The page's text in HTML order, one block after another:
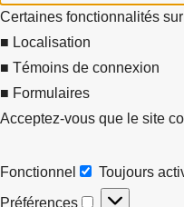
Certaines fonctionnalités
■ Localisation
■ Témoins de connexion
■ Formulaires
Acceptez-vous que le site
Fonctionnel
Fonctionnel
Toujours
Préférences